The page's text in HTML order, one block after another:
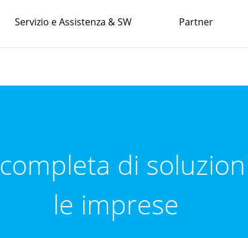
Servizio e Assistenza & SW Partner
di
le imprese